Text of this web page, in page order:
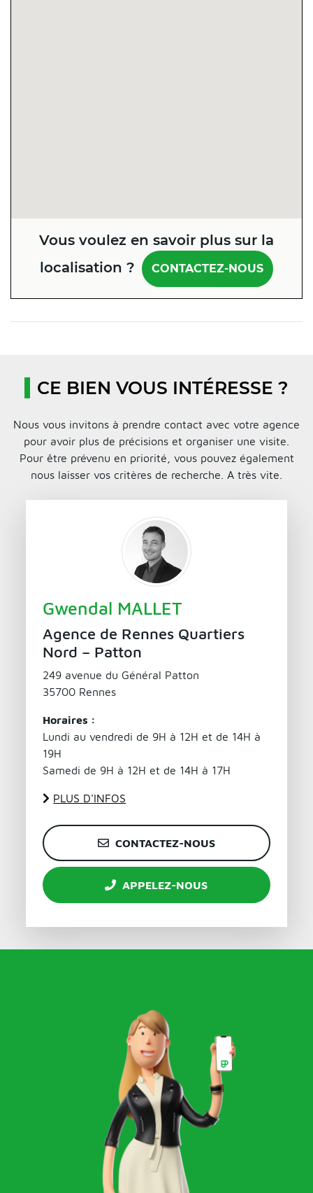
Vous voulez en savoir plus sur la
localisation ?
CONTACTEZ-NOUS
CE BIEN VOUS INTÉRESSE ?
Nous vous invitons à prendre contact avec votre agence
pour avoir plus de précisions et organiser une visite.
Pour être prévenu en priorité, vous pouvez également
nous laisser vos critères de recherche. A très vite.
Gwendal MALLET
Agence de Rennes Quartiers
Nord – Patton
249 avenue du Général Patton
35700 Rennes
Horaires :
Lundi au vendredi de 9H à 12H et de 14H à
19H
Samedi de 9H à 12H et de 14H à 17H
PLUS D'INFOS
CONTACTEZ-NOUS
APPELEZ-NOUS